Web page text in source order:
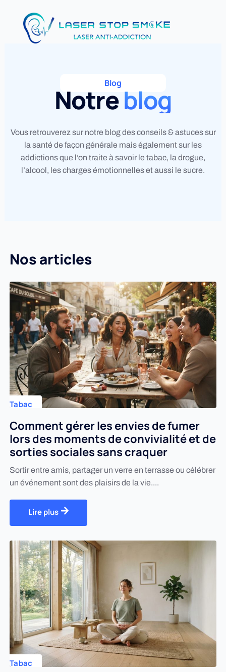
contenu
Blog
Notreblog
Vous retrouverez sur notre blog des conseils & astuces sur
la santé de façon générale mais également sur les
addictions que l’on traite à savoir le tabac, la drogue,
l’alcool, les charges émotionnelles et aussi le sucre.
Nos articles
Tabac
Comment gérer les envies de fumer
lors des moments de convivialité et de
sorties sociales sans craquer
Sortir entre amis, partager un verre en terrasse ou célébrer
un événement sont des plaisirs de la vie....
Lire plus
Tabac